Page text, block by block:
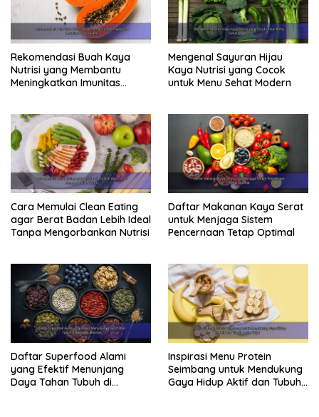
Rekomendasi Buah Kaya
Nutrisi yang Membantu
Meningkatkan Imunitas
Mengenal Sayuran Hijau
Kaya Nutrisi yang Cocok
untuk Menu Sehat Modern
Cara Memulai Clean Eating
agar Berat Badan Lebih Ideal
Tanpa Mengorbankan Nutrisi
Daftar Makanan Kaya Serat
untuk Menjaga Sistem
Pencernaan Tetap Optimal
Daftar Superfood Alami
yang Efektif Menunjang
Daya Tahan Tubuh di
Inspirasi Menu Protein
Seimbang untuk Mendukung
Gaya Hidup Aktif dan Tubuh